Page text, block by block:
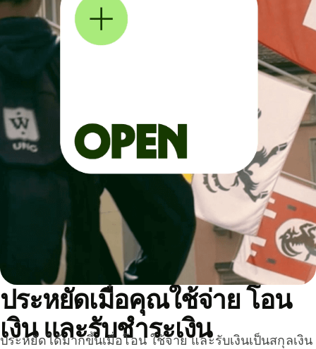
ประหยัดเมื่อคุณใช้จ่าย โอน
เงิน และรับชำระเงิน
ประหยัดได้มากขึ้นเมื่อโอน ใช้จ่าย และรับเงินเป็นสกุลเงิน